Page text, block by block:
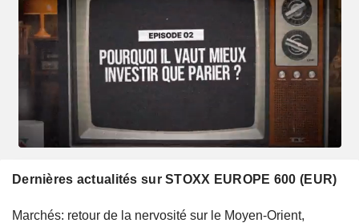
Dernières actualités sur STOXX EUROPE 600 (EUR)
Marchés: retour de la nervosité sur le Moyen-Orient,